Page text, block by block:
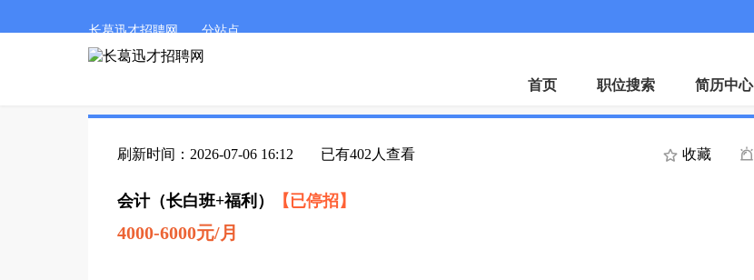
长葛迅才招聘网 分站点
首页 职位搜索 简历中心
刷新时间：2026-07-06 16:12 已有402人查看 收藏
会计（长白班+福利） 【已停招】
4000-6000元/月